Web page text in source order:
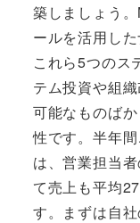
築しましょう
ールを活用し
これら5つのス
テム投資や組
可能なものば
性です。半年
は、営業担当
て売上も平均
す。まずは自